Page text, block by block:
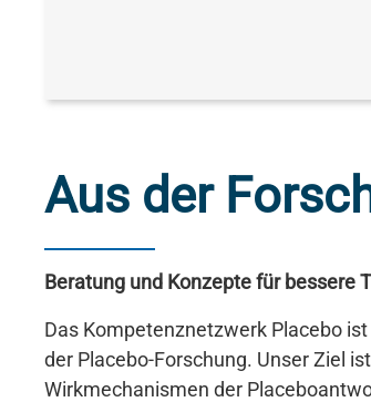
Aus der
Beratung und Konzepte für bessere
Das Kompetenznetzwerk Placebo
der Placebo-Forschung. Unser Ziel
Wirkmechanismen der